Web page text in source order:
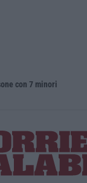
con 7 minori